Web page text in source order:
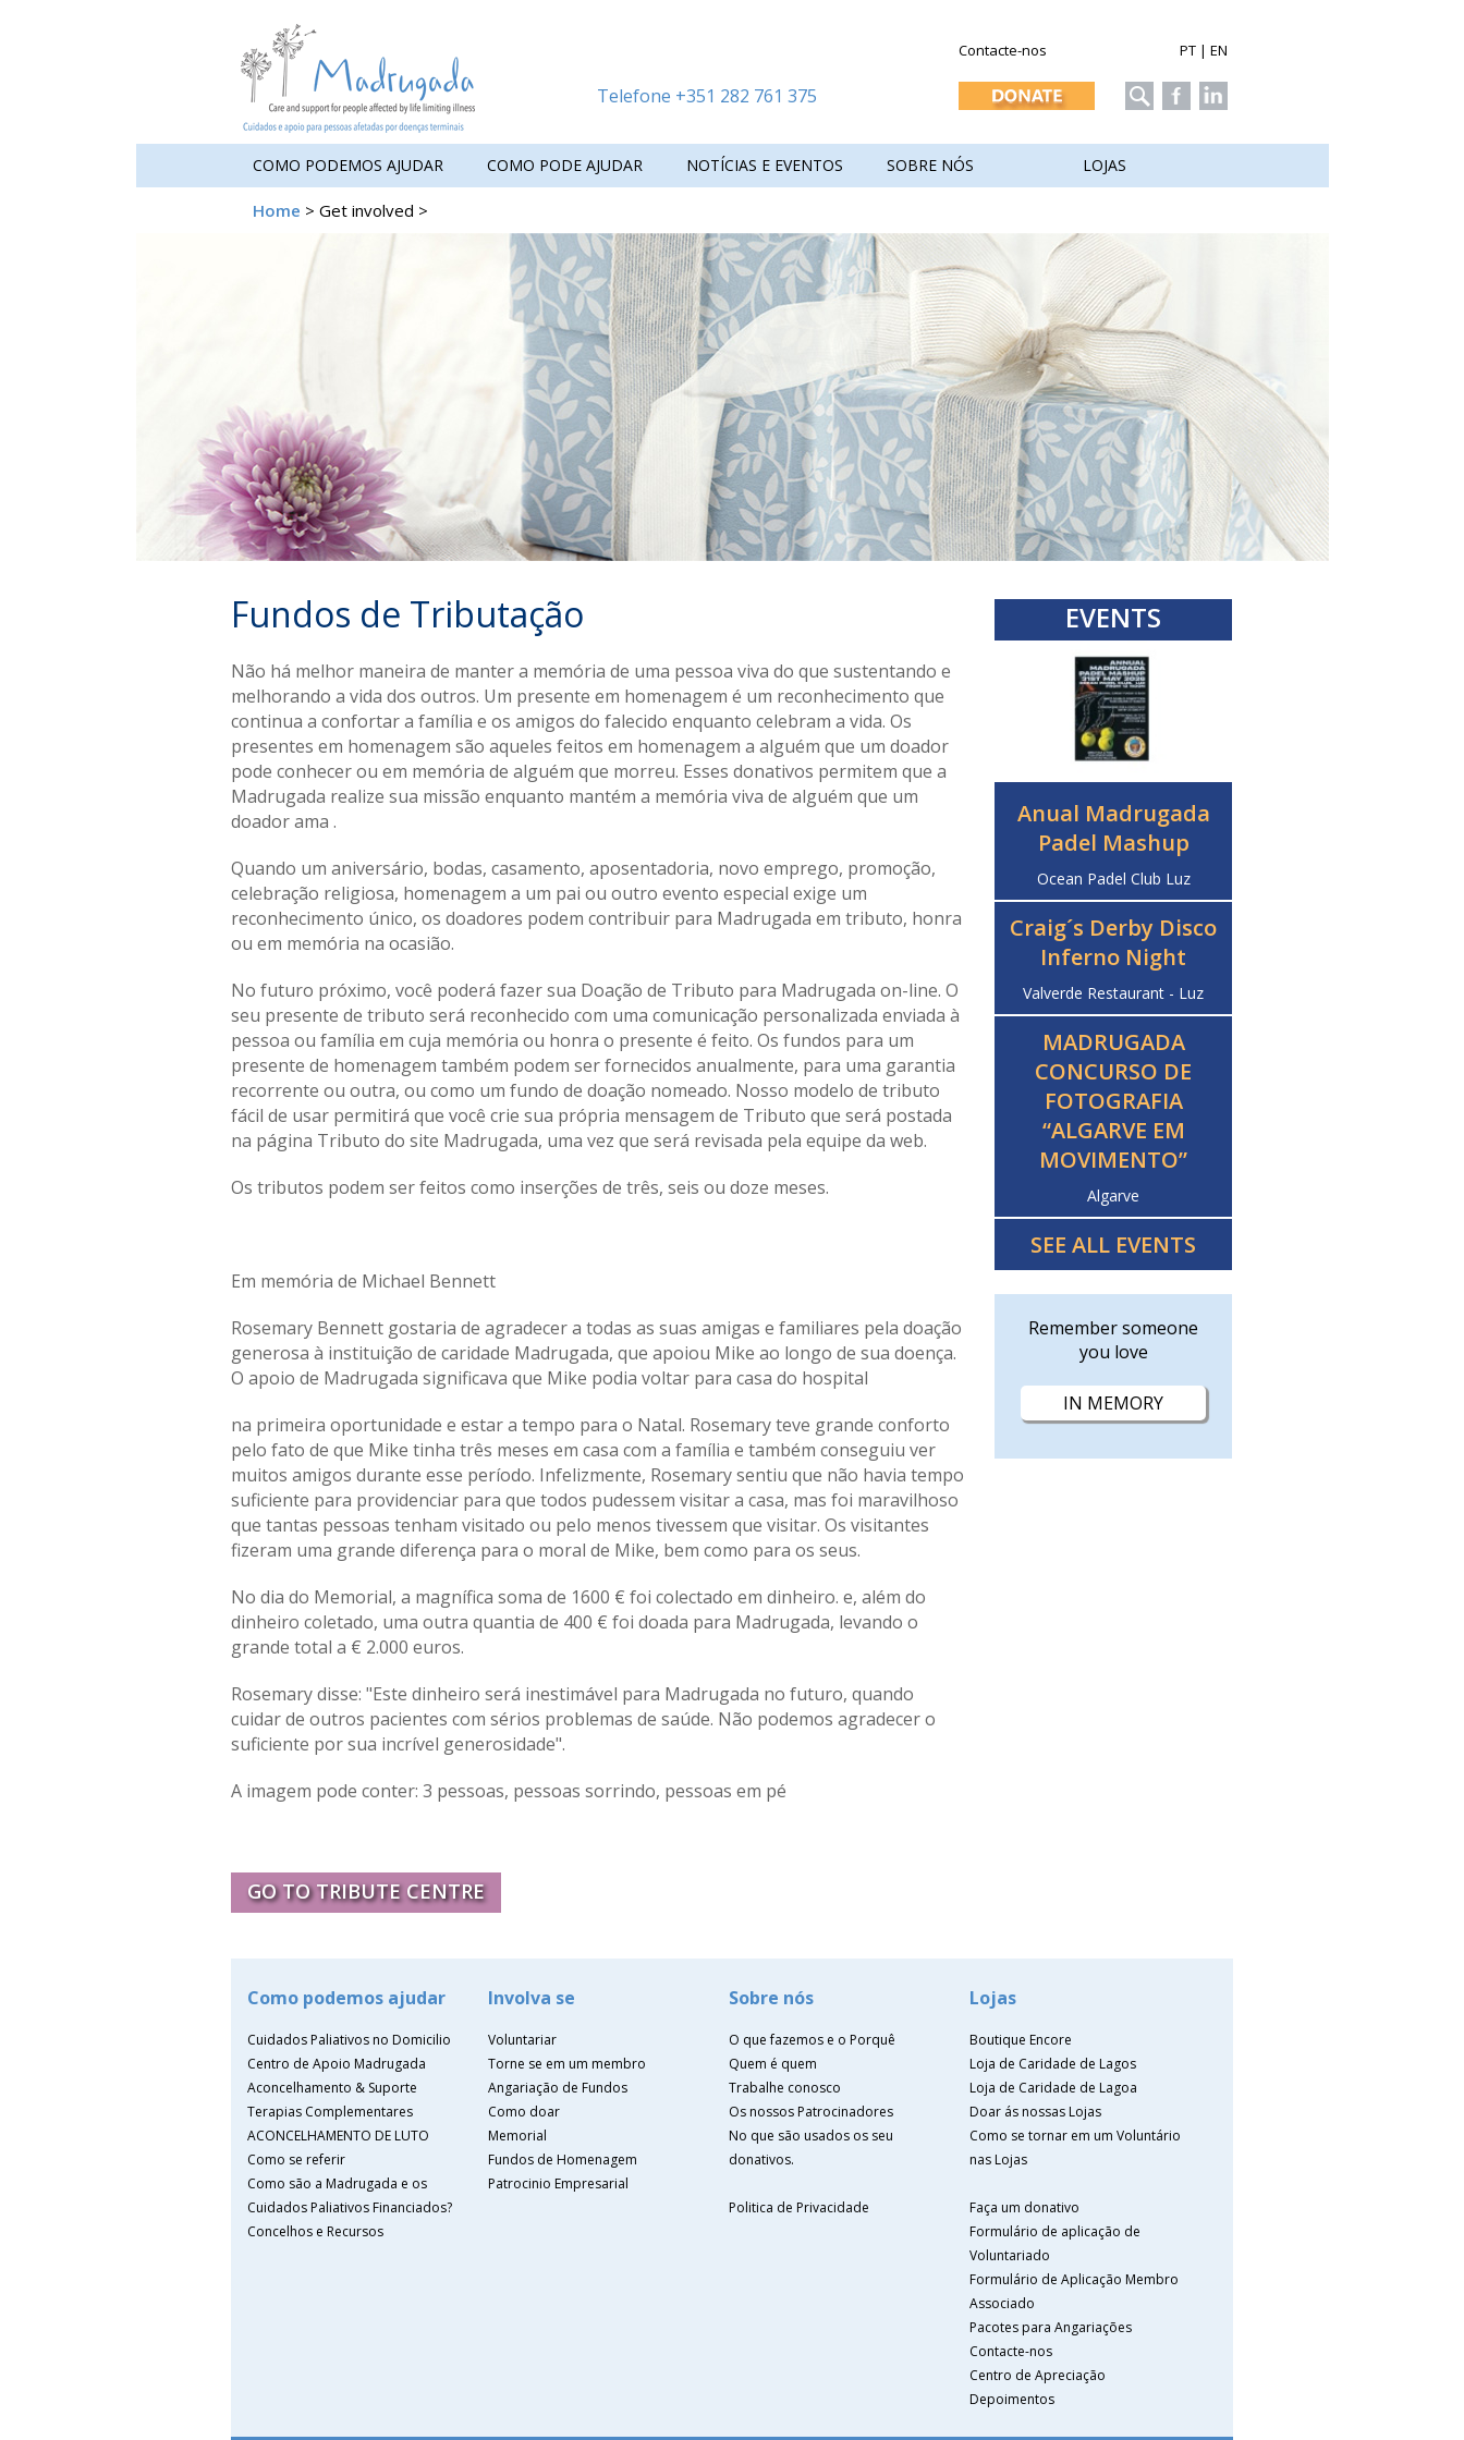
Telefone +351 282 761 375
Contacte-nos PT |EN
COMO PODEMOS AJUDAR COMO PODE AJUDAR NOTÍCIAS E EVENTOS SOBRE NÓS LOJAS
Home > Get involved >
Fundos de Tributação
Não há melhor maneira de manter a memória de uma pessoa viva do que sustentando e
melhorando a vida dos outros. Um presente em homenagem é um reconhecimento que
continua a confortar a família e os amigos do falecido enquanto celebram a vida. Os
presentes em homenagem são aqueles feitos em homenagem a alguém que um doador
pode conhecer ou em memória de alguém que morreu. Esses donativos permitem que a
Madrugada realize sua missão enquanto mantém a memória viva de alguém que um
doador ama .
Quando um aniversário, bodas, casamento, aposentadoria, novo emprego, promoção,
celebração religiosa, homenagem a um pai ou outro evento especial exige um
reconhecimento único, os doadores podem contribuir para Madrugada em tributo, honra
ou em memória na ocasião.
No futuro próximo, você poderá fazer sua Doação de Tributo para Madrugada on-line. O
seu presente de tributo será reconhecido com uma comunicação personalizada enviada à
pessoa ou família em cuja memória ou honra o presente é feito. Os fundos para um
presente de homenagem também podem ser fornecidos anualmente, para uma garantia
recorrente ou outra, ou como um fundo de doação nomeado. Nosso modelo de tributo
fácil de usar permitirá que você crie sua própria mensagem de Tributo que será postada
na página Tributo do site Madrugada, uma vez que será revisada pela equipe da web.
Os tributos podem ser feitos como inserções de três, seis ou doze meses.
Em memória de Michael Bennett
Rosemary Bennett gostaria de agradecer a todas as suas amigas e familiares pela doação
generosa à instituição de caridade Madrugada, que apoiou Mike ao longo de sua doença.
O apoio de Madrugada significava que Mike podia voltar para casa do hospital
na primeira oportunidade e estar a tempo para o Natal. Rosemary teve grande conforto
pelo fato de que Mike tinha três meses em casa com a família e também conseguiu ver
muitos amigos durante esse período. Infelizmente, Rosemary sentiu que não havia tempo
suficiente para providenciar para que todos pudessem visitar a casa, mas foi maravilhoso
que tantas pessoas tenham visitado ou pelo menos tivessem que visitar. Os visitantes
fizeram uma grande diferença para o moral de Mike, bem como para os seus.
No dia do Memorial, a magnífica soma de 1600 € foi colectado em dinheiro. e, além do
dinheiro coletado, uma outra quantia de 400 € foi doada para Madrugada, levando o
grande total a € 2.000 euros.
Rosemary disse: "Este dinheiro será inestimável para Madrugada no futuro, quando
cuidar de outros pacientes com sérios problemas de saúde. Não podemos agradecer o
suficiente por sua incrível generosidade".
A imagem pode conter: 3 pessoas, pessoas sorrindo, pessoas em pé
GO TO TRIBUTE CENTRE
EVENTS
Anual Madrugada
Padel Mashup
Ocean Padel Club Luz
Craig´s Derby Disco
Inferno Night
Valverde Restaurant - Luz
MADRUGADA
CONCURSO DE
FOTOGRAFIA
“ALGARVE EM
MOVIMENTO”
Algarve
SEE ALL EVENTS
Remember someone
you love
IN MEMORY
Como podemos ajudar
Cuidados Paliativos no Domicilio
Centro de Apoio Madrugada
Aconcelhamento & Suporte
Terapias Complementares
ACONCELHAMENTO DE LUTO
Como se referir
Como são a Madrugada e os
Cuidados Paliativos Financiados?
Concelhos e Recursos
Involva se
Voluntariar
Torne se em um membro
Angariação de Fundos
Como doar
Memorial
Fundos de Homenagem
Patrocinio Empresarial
Sobre nós
O que fazemos e o Porquê
Quem é quem
Trabalhe conosco
Os nossos Patrocinadores
No que são usados os seu
donativos.
Politica de Privacidade
Lojas
Boutique Encore
Loja de Caridade de Lagos
Loja de Caridade de Lagoa
Doar ás nossas Lojas
Como se tornar em um Voluntário
nas Lojas
Faça um donativo
Formulário de aplicação de
Voluntariado
Formulário de Aplicação Membro
Associado
Pacotes para Angariações
Contacte-nos
Centro de Apreciação
Depoimentos